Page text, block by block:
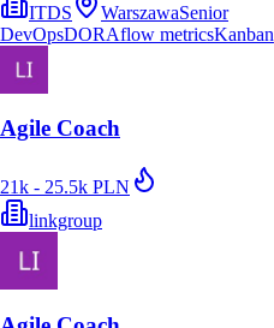
ITDS WarszawaSenior
DevOpsDORAflow metricsKanban
Agile Coach
21k - 25.5k PLN
linkgroup